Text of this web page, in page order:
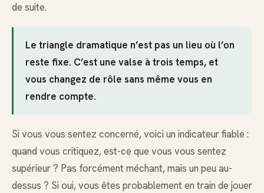
de suite.
Le triangle dramatique n’est pas un lieu où l’on
reste fixe. C’est une valse à trois temps, et
vous changez de rôle sans même vous en
rendre compte.
Si vous vous sentez concerné, voici un indicateur fiable :
quand vous critiquez, est-ce que vous vous sentez
supérieur ? Pas forcément méchant, mais un peu au-
dessus ? Si oui, vous êtes probablement en train de jouer